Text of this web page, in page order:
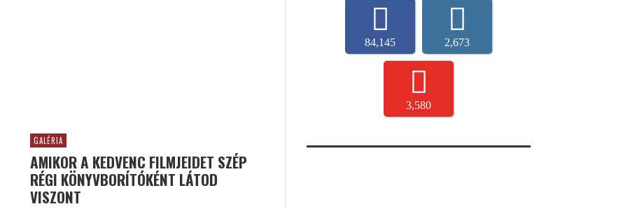
GALÉRIA
AMIKOR A KEDVENC FILMJEIDET SZÉP
RÉGI KÖNYVBORÍTÓKÉNT LÁTOD
VISZONT
84,145 2,673
3,580